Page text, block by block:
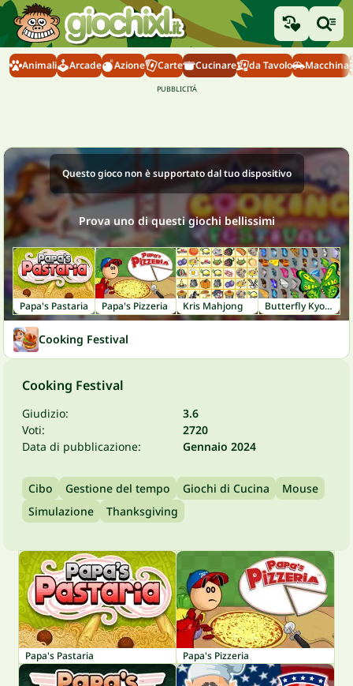
Animali Arcade Azione Carte Cucinare da Tavolo Macchina
Questo gioco non è supportato dal tuo dispositivo
Prova uno di questi giochi bellissimi
Papa's Pastaria Papa's Pizzeria Kris Mahjong Butterfly Kyodai
Cooking Festival
Cooking Festival
Giudizio:
3.6
Voti:
2720
Data di pubblicazione:
Gennaio 2024
Cibo Gestione del tempo Giochi di Cucina
Mouse
Simulazione
Thanksgiving
Papa's Pastaria Papa's Pizzeria